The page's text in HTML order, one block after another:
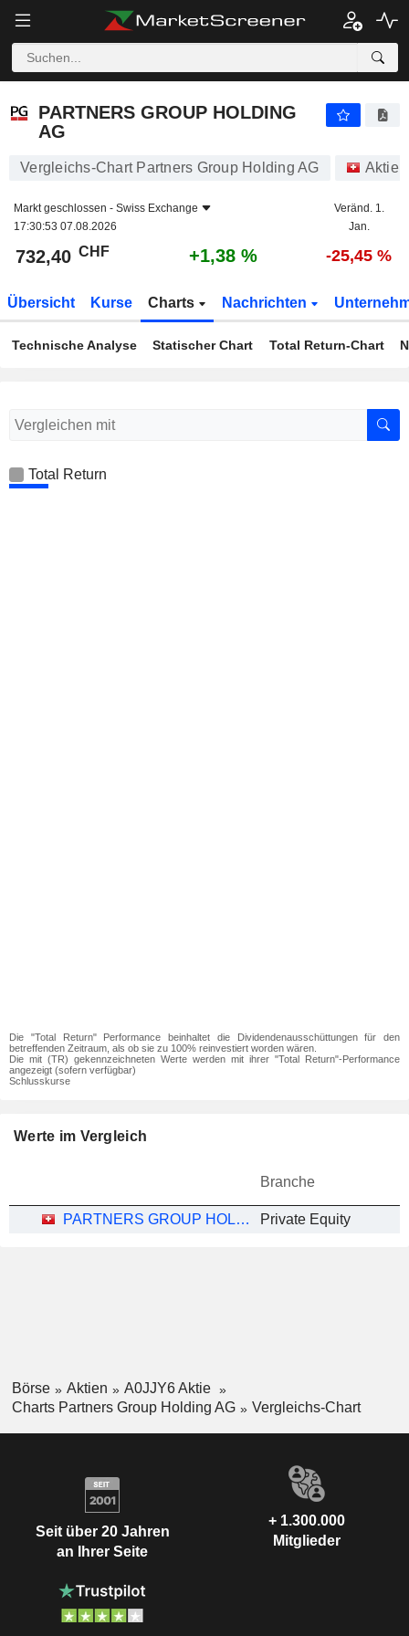
PARTNERS GROUP HOLDING
AG
Vergleichs-Chart Partners Group Holding AG Aktien
Markt geschlossen - Swiss Exchange
17:30:53 07.08.2026
Veränd. 1.
Jan.
732,40 CHF +1,38 % -25,45 %
Übersicht Kurse Charts Nachrichten
Technische Analyse Statischer Chart Total Return-Chart
Total Return
Die "Total Return" Performance beinhaltet die Dividendenausschüttungen für den
betreffenden Zeitraum, als ob sie zu 100% reinvestiert worden wären.
Die mit (TR) gekennzeichneten Werte werden mit ihrer "Total Return"-Performance
angezeigt (sofern verfügbar)
Schlusskurse
Werte im Vergleich
Branche
PARTNERS GROUP HOLDING AG Private Equity
Börse Aktien
A0JJY6 Aktie
Charts Partners Group Holding AG
Vergleichs-Chart
Seit über 20 Jahren
an Ihrer Seite
+ 1.300.000
Mitglieder